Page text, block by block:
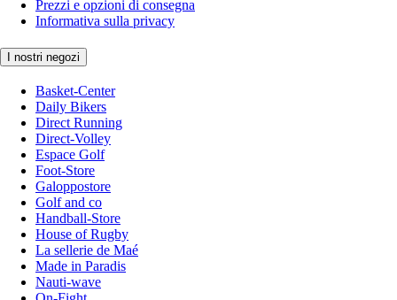
Prezzi e opzioni di consegna
Informativa sulla privacy
I nostri negozi
Basket-Center
Daily Bikers
Direct Running
Direct-Volley
Espace Golf
Foot-Store
Galoppostore
Golf and co
Handball-Store
House of Rugby
La sellerie de Maé
Made in Paradis
Nauti-wave